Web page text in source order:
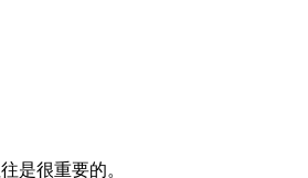
是很重要的。